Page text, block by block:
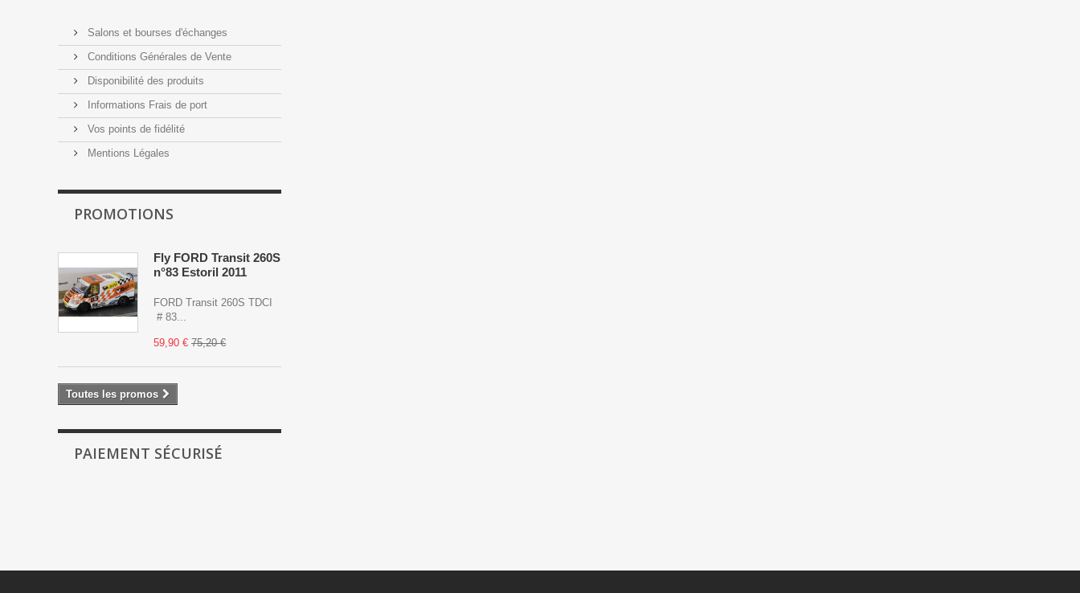
Salons et bourses d'échanges
Conditions Générales de Vente
Disponibilité des produits
Informations Frais de port
Vos points de fidélité
Mentions Légales
PROMOTIONS
Fly FORD Transit 260S
n°83 Estoril 2011
FORD Transit 260S TDCI
# 83...
59,90 € 75,20 €
Toutes les promos
PAIEMENT SÉCURISÉ